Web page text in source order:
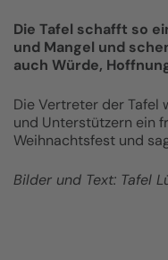
Die Tafel schafft so
und Mangel und
auch Würde,
Die Vertreter der Tafel
und Unterstützern ein
Weihnachtsfest und
Bilder und Text: Tafel